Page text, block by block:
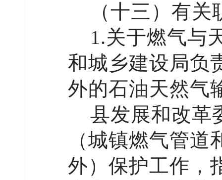
（十三 ）有关
1.关于燃气与
和城乡建设局负
外的石油天然气
县发展和改革
（城镇燃气管
外）保护工作 ，